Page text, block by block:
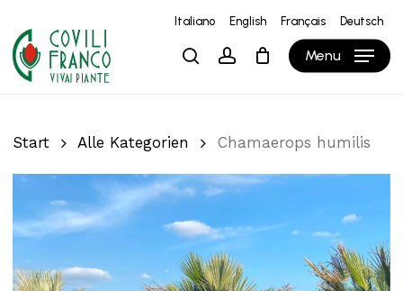
main
content
Italiano English Français Deutsch
searchaccount Menu
Warenkorb Close
Cart
Start Alle Kategorien Chamaerops humilis